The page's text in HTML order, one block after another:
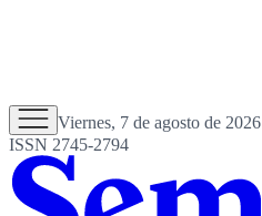
Viernes, 7 de agosto de 2026
ISSN 2745-2794